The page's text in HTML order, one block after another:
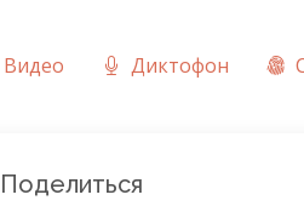
Видео Диктофон
Поделиться